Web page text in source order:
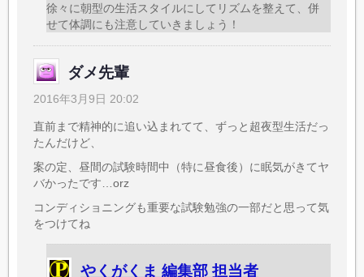
徐々に朝型の生活スタイルにしてリズムを整えて、併
せて体調にも注意していきましょう！
ダメ先輩
2016年3月9日 20:02
直前まで精神的に追い込まれてて、ずっと超夜型生活だっ
たんだけど、
案の定、昼間の試験時間中（特に昼食後）に眠気がきてヤ
バかったです…orz
コンディショニングも重要な試験勉強の一部だと思って気
をつけてね
やくがくま 編集部 担当者